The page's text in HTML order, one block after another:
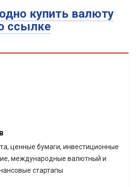
купить валюту
ссылке
ценные бумаги, инвестиционные
международные валютный и
стартапы